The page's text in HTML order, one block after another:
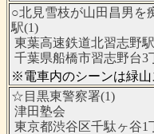
○北見雪枝が山田昌男を
駅(1)
東葉高速鉄道北習志野駅
千葉県船橋市習志野台3
※電車内のシーンは緑
☆目黒東警察署(1)
津田塾会
東京都渋谷区千駄ヶ谷1